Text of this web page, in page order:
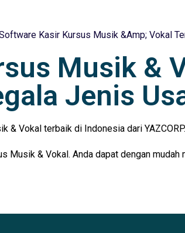
Musik &
Jenis
Vokal terbaik di Indonesia dari
Musik & Vokal. Anda dapat dengan